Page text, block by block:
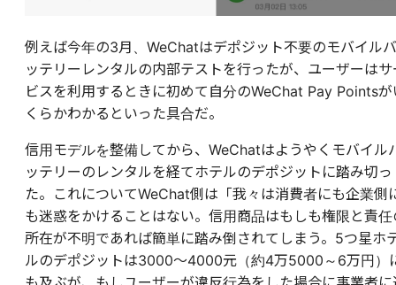
例えば今年の3月、WeChatはデポジット不要のモバイルバ
ッテリーレンタルの内部テストを行ったが、ユーザーはサ
ビスを利用するときに初めて自分のWeChat Pay Pointsが
くらかわかるといった具合だ。
信用モデルを整備してから、WeChatはようやくモバイル
ッテリーのレンタルを経てホテルのデポジットに踏み切っ
た。これについてWeChat側は「我々は消費者にも企業側
も迷惑をかけることはない。信用商品はもしも権限と責任
所在が不明であれば簡単に踏み倒されてしまう。5つ星ホ
ルのデポジットは3000～4000元（約4万5000～6万円）